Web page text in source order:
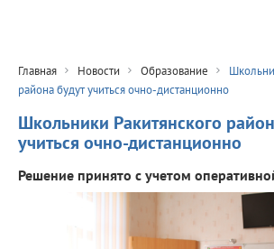
Главная Новости Образование
района будут учиться очно-дистанционно
Школьники Ракитянского
учиться очно-дистанционно
Решение принято с учетом